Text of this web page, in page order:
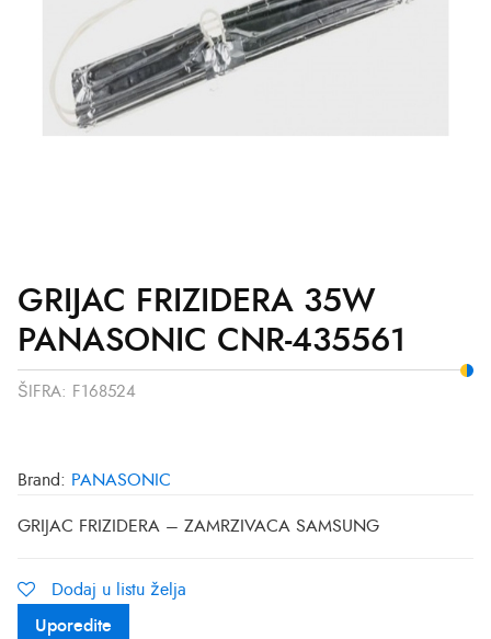
GRIJAC FRIZIDERA 35W
PANASONIC CNR-435561
ŠIFRA: F168524
Brand: PANASONIC
GRIJAC FRIZIDERA – ZAMRZIVACA SAMSUNG
Dodaj u listu želja
Uporedite